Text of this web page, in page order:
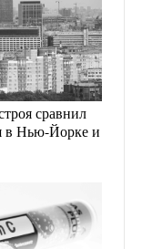
сравнил
в Нью-Йорке и